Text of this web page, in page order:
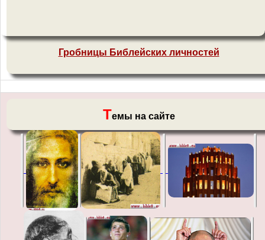
Гробницы Библейских личностей
Темы на сайте